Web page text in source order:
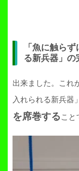
「魚に触ら
る新兵器」の
出来ました。これ
入れられる新兵器
を席巻する こと